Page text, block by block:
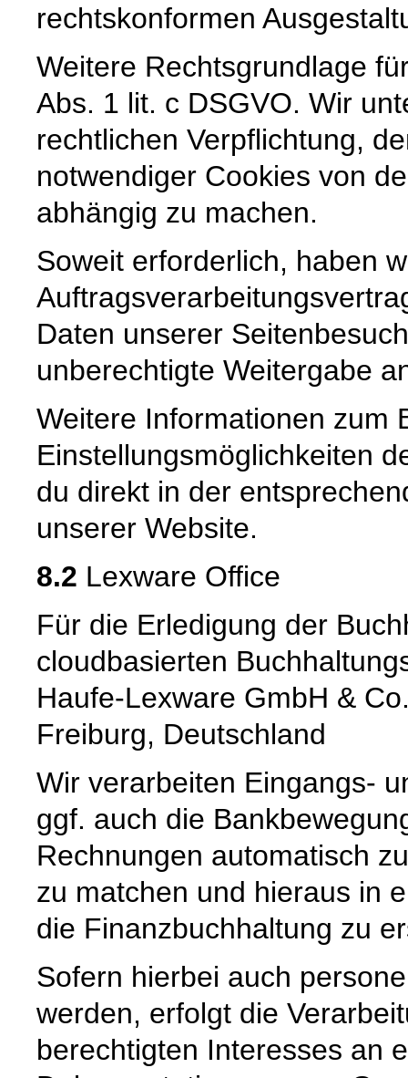
rechtskonformen
Weitere Rechtsgrundlage
Abs. 1 lit. c DSGVO. Wir
rechtlichen Verpflichtung,
notwendiger Cookies von
abhängig zu machen.
Soweit erforderlich, haben
Daten unserer
unberechtigte Weitergabe
Weitere Informationen zum
Einstellungsmöglichkeiten
du direkt in der
unserer Website.
8.2 Lexware Office
Für die Erledigung der
cloudbasierten
Haufe-Lexware GmbH &
Freiburg, Deutschland
Wir verarbeiten Eingangs-
ggf. auch die
Rechnungen automatisch
zu matchen und hieraus in
die Finanzbuchhaltung zu
Sofern hierbei auch
werden, erfolgt die
berechtigten Interesses an